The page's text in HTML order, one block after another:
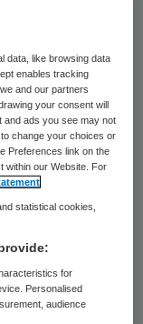
kwam
zaak die een
tegen de
een
van haar
de in de
waaronder,
geen
data, like browsing data
enables tracking
and our partners
your consent will
and ads you see may not
change your choices or
Preferences link on the
within our Website. For
statistical cookies,
for
Personalised
audience